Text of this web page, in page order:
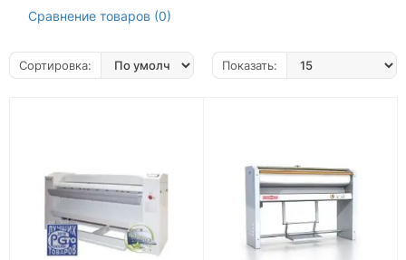
Сравнение товаров (0)
Сортировка: Показать: